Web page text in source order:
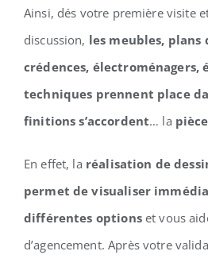
Ainsi, dés votre première visite
discussion, les meubles, plans
crédences, électroménagers,
techniques prennent place
finitions s’accordent… la
En effet, la réalisation de
permet de visualiser
différentes optionset vous
d’agencement. Après votre